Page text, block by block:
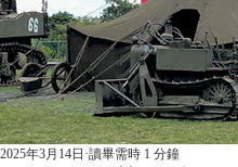
2025年3月14日 讀畢需時 1 分鐘